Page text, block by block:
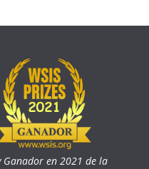
Ganador en 2021 de la